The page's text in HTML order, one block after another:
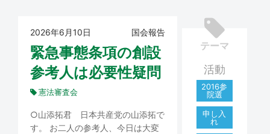
2026年6月10日 国会報告
緊急事態条項の創設
参考人は必要性疑問
憲法審査会
○山添拓君 日本共産党の山添拓で
す。 お二人の参考人、今日は大変
テーマ
活動
2016参
院選
申し入
れ